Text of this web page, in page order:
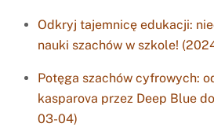
Odkryj tajemnicę edukacji:
nauki szachów w szkole!
Potęga szachów cyfrowych:
kasparova przez Deep Blue
03-04)